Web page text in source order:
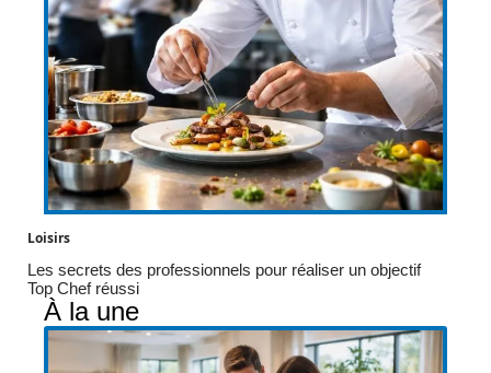
Loisirs
Les secrets des professionnels pour réaliser un objectif
Top Chef réussi
À la une